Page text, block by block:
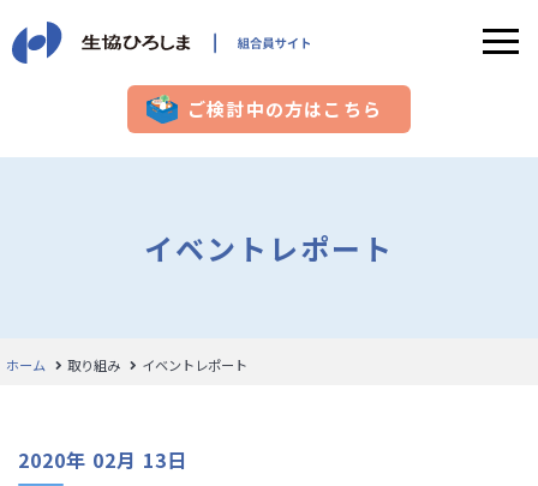
ご検討中の方はこちら
イベントレポート
ホーム 取り組み イベントレポート
2020年 02月 13日